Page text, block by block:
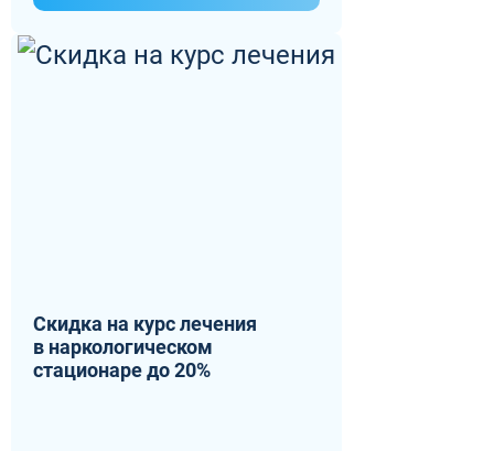
Скидка на курс лечения
в наркологическом
стационаре до 20%